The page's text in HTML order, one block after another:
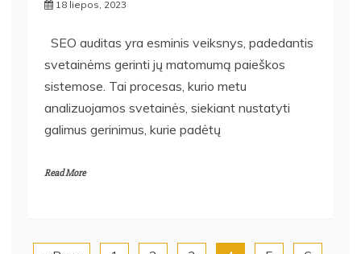
18 liepos, 2023
SEO auditas yra esminis veiksnys, padedantis
svetainėms gerinti jų matomumą paieškos
sistemose. Tai procesas, kurio metu
analizuojamos svetainės, siekiant nustatyti
galimus gerinimus, kurie padėtų